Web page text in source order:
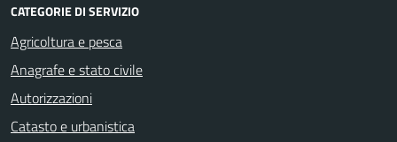
CATEGORIE DI SERVIZIO
Agricoltura e pesca
Anagrafe e stato civile
Autorizzazioni
Catasto e urbanistica